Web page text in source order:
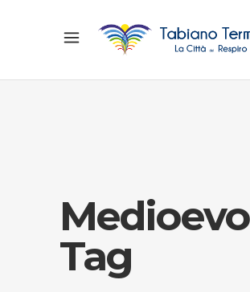
Medioevo
Tag